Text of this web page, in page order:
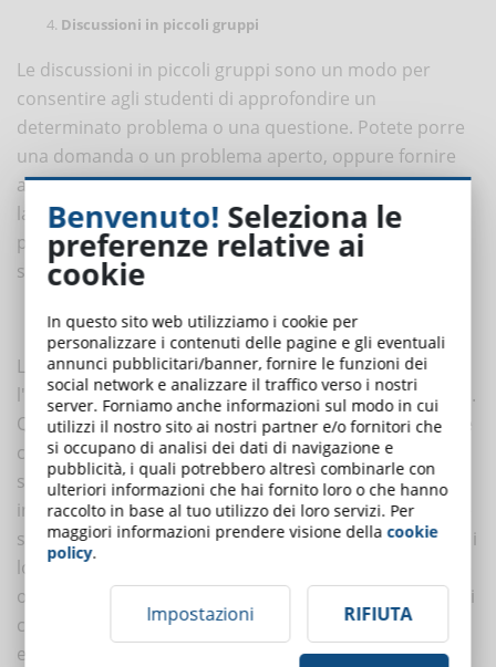
Discussioni in piccoli gruppi
Le discussioni in piccoli gruppi sono un modo per
consentire agli studenti di approfondire un
determinato problema o una questione. Potete porre
una domanda o un problema aperto, oppure fornire
agli studenti uno scenario o un caso di studio su cui
lavorare. La durata dipende dal compito. I gruppi
possono poi presentare i loro risultati o le loro
scoperte al resto della classe.
Presentazioni brevi degli studenti
Le presentazioni brevi offrono agli studenti
l'opportunità di impegnarsi nell'insegnamento tra pari.
Questo tipo di attività invita gli studenti a sintetizzare e
comunicare le loro conoscenze. Si può chiedere agli
studenti di fare una ricerca su una questione di loro
interesse, legata all'argomento del corso, o di lavorare
su un problema al di fuori della classe, e di presentare i
loro risultati durante una prossima sessione di lezione
online. In questo modo gli studenti possono collegare i
contenuti del corso ai loro interessi e alle loro
esperienze di vita e imparare dai loro compagni.
Benvenuto! Seleziona le
preferenze relative ai
cookie
In questo sito web utilizziamo i cookie per
personalizzare i contenuti delle pagine e gli eventuali
annunci pubblicitari/banner, fornire le funzioni dei
social network e analizzare il traffico verso i nostri
server. Forniamo anche informazioni sul modo in cui
utilizzi il nostro sito ai nostri partner e/o fornitori che
si occupano di analisi dei dati di navigazione e
pubblicità, i quali potrebbero altresì combinarle con
ulteriori informazioni che hai fornito loro o che hanno
raccolto in base al tuo utilizzo dei loro servizi. Per
maggiori informazioni prendere visione dellacookie
policy.
Impostazioni RIFIUTA